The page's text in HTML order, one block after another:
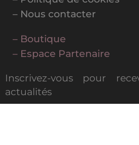
– Nous contacter
– Boutique
– Espace Partenaire
Inscrivez-vous pour
actualités